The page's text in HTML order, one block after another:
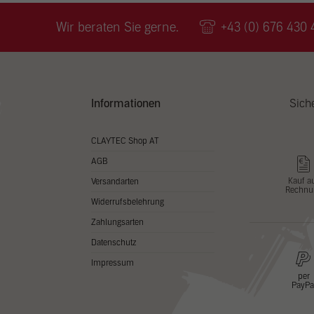
Wir beraten Sie gerne. +43 (0) 676 430
Informationen
CLAYTEC Shop AT
AGB
Versandarten
Widerrufsbelehrung
Zahlungsarten
Datenschutz
Impressum
Kauf
per
PayPal
zu